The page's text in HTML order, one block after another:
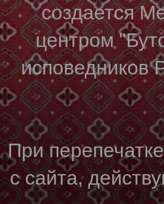
создается
центром
исповедников
При
с сайта,